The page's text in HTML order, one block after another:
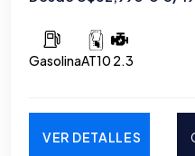
GasolinaAT10 2.3
VER DETALLES